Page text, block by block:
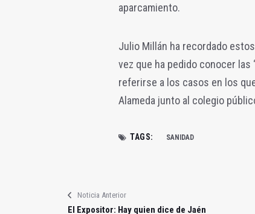
aparcamiento.
Julio Millán ha recordado
vez que ha pedido conocer las
referirse a los casos en los
Alameda junto al colegio
TAGS: SANIDAD
Noticia Anterior
El Expositor: Hay quien dice de Jaén